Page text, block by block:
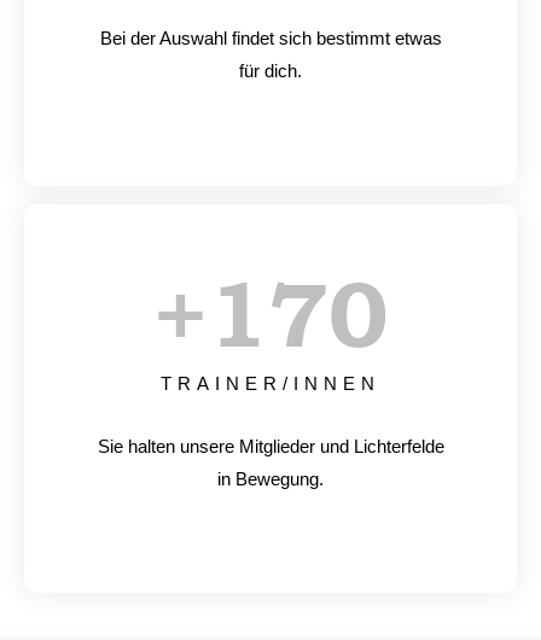
Bei der Auswahl findet sich bestimmt etwas
für dich.
TRAINER/INNEN
+170
Sie halten unsere Mitglieder und Lichterfelde
in Bewegung.